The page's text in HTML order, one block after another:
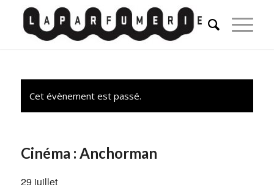
Cet évènement est passé.
Cinéma : Anchorman
29 juillet